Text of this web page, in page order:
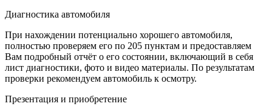
Диагностика автомобиля
При нахождении потенциально хорошего автомобиля,
полностью проверяем его по 205 пунктам и предоставляем
Вам подробный отчёт о его состоянии, включающий в себя
лист диагностики, фото и видео материалы. По результатам
проверки рекомендуем автомобиль к осмотру.
Презентация и приобретение